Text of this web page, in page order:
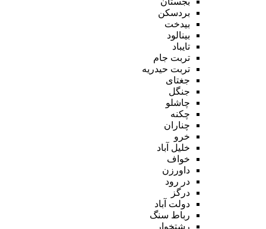
بردسکن
بیدخت
بینالود
تایباد
تربت جام
تربت حیدریه
جغتای
جنگل
چاشلو
چکنه
چناران
خرو
خلیل آباد
خواف
داورزن
در رود
درگز
دولت آباد
رباط سنگ
رشتخوار